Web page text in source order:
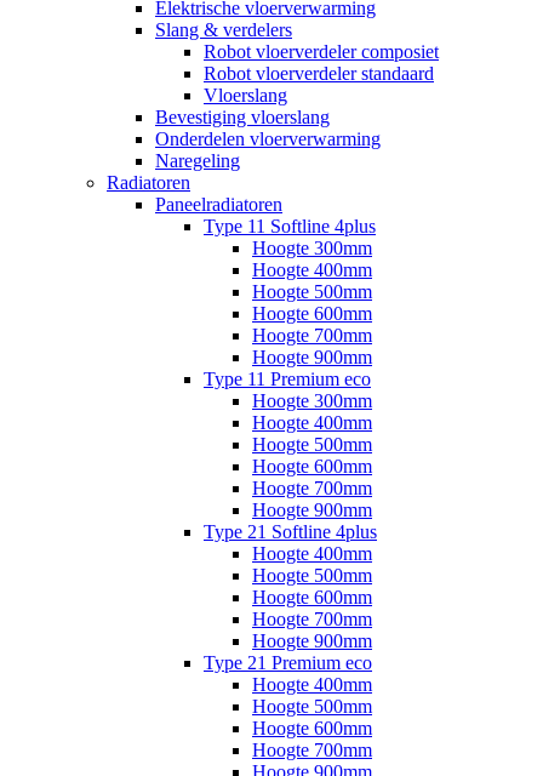
Elektrische vloerverwarming
Slang & verdelers
Robot vloerverdeler composiet
Robot vloerverdeler standaard
Vloerslang
Bevestiging vloerslang
Onderdelen vloerverwarming
Naregeling
Radiatoren
Paneelradiatoren
Type 11 Softline 4plus
Hoogte 300mm
Hoogte 400mm
Hoogte 500mm
Hoogte 600mm
Hoogte 700mm
Hoogte 900mm
Type 11 Premium eco
Hoogte 300mm
Hoogte 400mm
Hoogte 500mm
Hoogte 600mm
Hoogte 700mm
Hoogte 900mm
Type 21 Softline 4plus
Hoogte 400mm
Hoogte 500mm
Hoogte 600mm
Hoogte 700mm
Hoogte 900mm
Type 21 Premium eco
Hoogte 400mm
Hoogte 500mm
Hoogte 600mm
Hoogte 700mm
Hoogte 900mm